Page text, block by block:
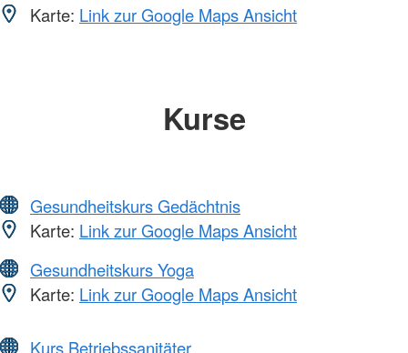
Karte: Link zur Google Maps Ansicht
Kurse
Gesundheitskurs Gedächtnis
Karte: Link zur Google Maps Ansicht
Gesundheitskurs Yoga
Karte: Link zur Google Maps Ansicht
Kurs Betriebssanitäter